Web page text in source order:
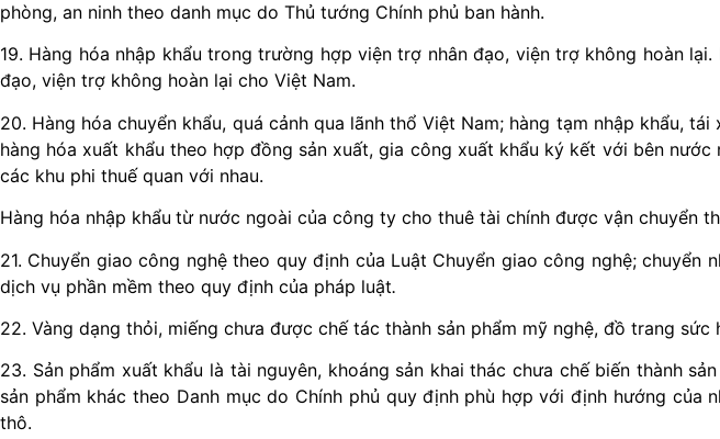
phòng, an ninh theo danh mục do Thủ tướng Chính phủ ban hành.
19. Hàng hóa nhập khẩu trong trường hợp viện trợ nhân đạo, viện trợ không hoàn
đạo, viện trợ không hoàn lại cho Việt Nam.
20. Hàng hóa chuyển khẩu, quá cảnh qua lãnh thổ Việt Nam; hàng tạm nhập khẩu,
hàng hóa xuất khẩu theo hợp đồng sản xuất, gia công xuất khẩu ký kết với bên
các khu phi thuế quan với nhau.
Hàng hóa nhập khẩu từ nước ngoài của công ty cho thuê tài chính được vận chuyển
21. Chuyển giao công nghệ theo quy định của Luật Chuyển giao công nghệ;
dịch vụ phần mềm theo quy định của pháp luật.
22. Vàng dạng thỏi, miếng chưa được chế tác thành sản phẩm mỹ nghệ, đồ trang sức
23. Sản phẩm xuất khẩu là tài nguyên, khoáng sản khai thác chưa chế biến thành
sản phẩm khác theo Danh mục do Chính phủ quy định phù hợp với định hướng của
thô.